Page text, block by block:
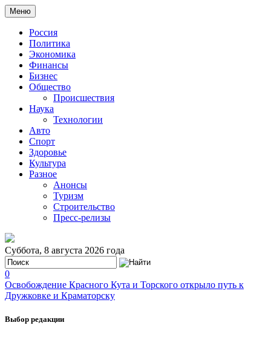
Меню
Россия
Политика
Экономика
Финансы
Бизнес
Общество
Происшествия
Наука
Технологии
Авто
Спорт
Здоровье
Культура
Разное
Анонсы
Туризм
Строительство
Пресс-релизы
Суббота, 8 августа 2026 года
0
Освобождение Красного Кута и Торского открыло путь к
Дружковке и Краматорску
Выбор редакции